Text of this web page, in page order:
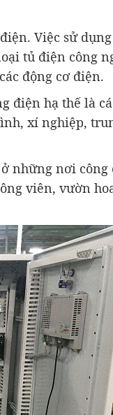
Việc sử
tủ điện công
động cơ điện.
điện hạ thế là
xí nghiệp,
những nơi
viên, vườn